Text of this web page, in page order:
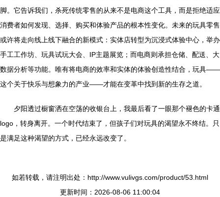
脚。它告诉我们，杀死传统零售的从来不是电商这个工具，而是拒绝适应
消费者如何发现、选择、购买和体验产品的根本性变化。未来的玩具零售
或许将走向线上线下融合的新模式：实体店转型为沉浸式体验中心，举办
手工工作坊、玩具试玩大会、IP主题展览；而电商则承担仓储、配送、大
数据分析等功能。唯有将电商的效率和实体的体验创造性结合，玩具——
这个关于快乐与想象力的产业——才能在变革中找到新的生存之道。
夕阳透过橱窗洒在空荡的收银台上，我最后看了一眼那个褪色的卡通
logo，转身离开。一个时代结束了，但孩子们对玩具的渴望永不终结。只
是满足这种渴望的方式，已经永远改变了。
如若转载，请注明出处：http://www.vulivgs.com/product/53.html
更新时间：2026-08-06 11:00:04